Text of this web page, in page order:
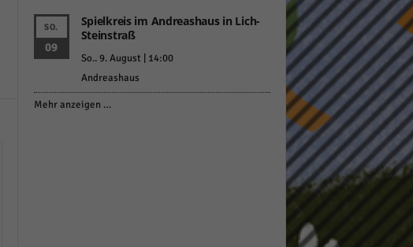
SO.
09
Spielkreis im Andreashaus in Lich-
Steinstraß
So.. 9. August | 14:00
Andreashaus
Mehr anzeigen …